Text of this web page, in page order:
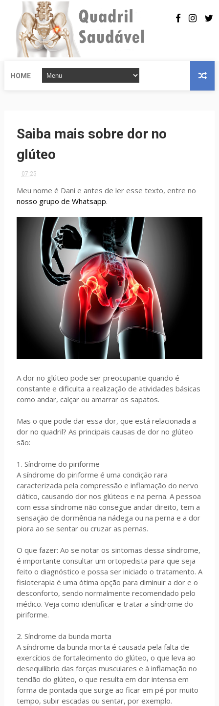
HOME
Saiba mais sobre dor no
glúteo
07:25
Meu nome é Dani e antes de ler esse texto, entre no
nosso grupo de Whatsapp.
A dor no glúteo pode ser preocupante quando é
constante e dificulta a realização de atividades básicas
como andar, calçar ou amarrar os sapatos.
Mas o que pode dar essa dor, que está relacionada a
dor no quadril? As principais causas de dor no glúteo
são:
1. Síndrome do piriforme
A síndrome do piriforme é uma condição rara
caracterizada pela compressão e inflamação do nervo
ciático, causando dor nos glúteos e na perna. A pessoa
com essa síndrome não consegue andar direito, tem a
sensação de dormência na nádega ou na perna e a dor
piora ao se sentar ou cruzar as pernas.
O que fazer: Ao se notar os sintomas dessa síndrome,
é importante consultar um ortopedista para que seja
feito o diagnóstico e possa ser iniciado o tratamento. A
fisioterapia é uma ótima opção para diminuir a dor e o
desconforto, sendo normalmente recomendado pelo
médico. Veja como identificar e tratar a síndrome do
piriforme.
2. Síndrome da bunda morta
A síndrome da bunda morta é causada pela falta de
exercícios de fortalecimento do glúteo, o que leva ao
desequilíbrio das forças musculares e à inflamação no
tendão do glúteo, o que resulta em dor intensa em
forma de pontada que surge ao ficar em pé por muito
tempo, subir escadas ou sentar, por exemplo.